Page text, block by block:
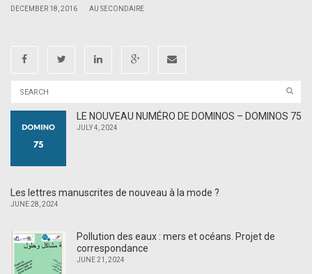
DECEMBER 18, 2016 AU SECONDAIRE
LE NOUVEAU NUMÉRO DE DOMINOS – DOMINOS 75
JULY 4, 2024
Les lettres manuscrites de nouveau à la mode ?
JUNE 28, 2024
Pollution des eaux : mers et océans. Projet de
correspondance
JUNE 21, 2024